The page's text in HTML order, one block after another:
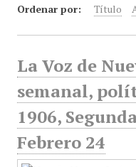
Ordenar por: Título
La Voz de
semanal,
1906,
Febrero 24